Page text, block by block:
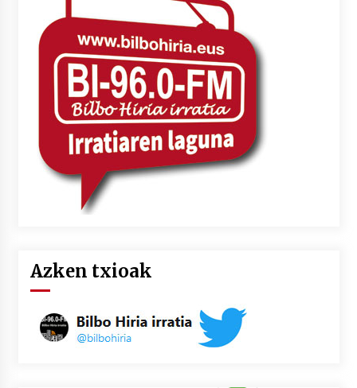
Azken txioak